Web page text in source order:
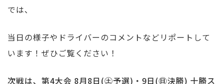
では、
当日の様子やドライバーのコメントなどリポートして
います！ぜひご覧ください！
次戦は、第4大会 8月8日(㊏予選)・9日(㊐決勝) 十勝ス